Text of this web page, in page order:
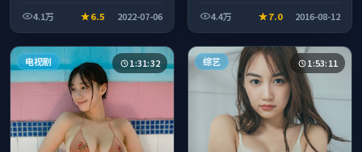
看。4.1万 6.5 2022-07-06
休闲时段观看。
4.4万 7.0 2016-08-12
电视剧 1:31:32 综艺 1:53:11